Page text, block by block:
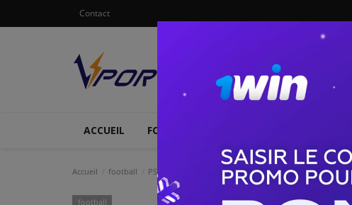
Contact
ACCUEIL FOOTBALL
Accueil football PSG : les dernières nouvelles sur la blessure de Mbappé
football